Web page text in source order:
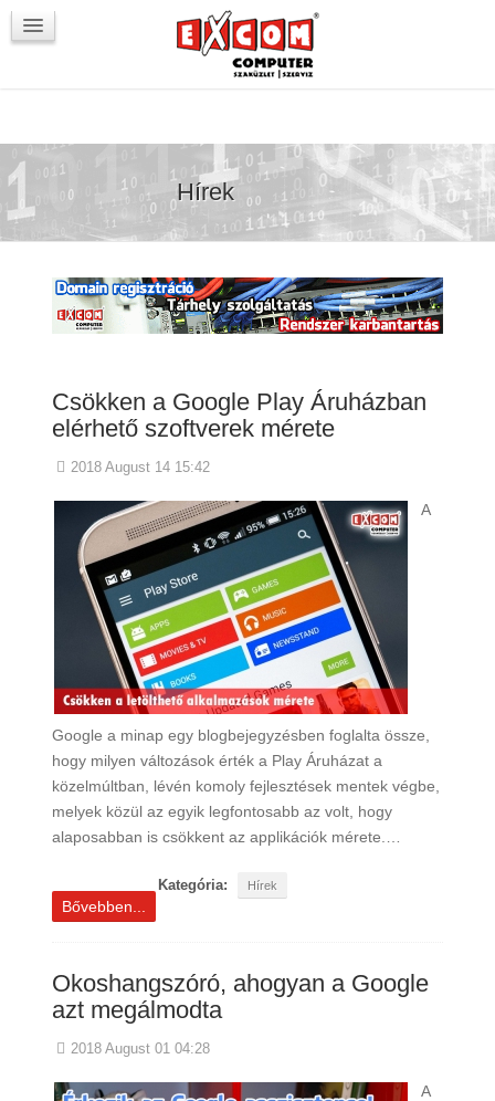
VörösmartyKOCKA
Hírek
Csökken a Google Play Áruházban
elérhető szoftverek mérete
2018 August 14 15:42
A
Google a minap egy blogbejegyzésben foglalta össze,
hogy milyen változások érték a Play Áruházat a
közelmúltban, lévén komoly fejlesztések mentek végbe,
melyek közül az egyik legfontosabb az volt, hogy
alaposabban is csökkent az applikációk mérete.…
Kategória: Hírek
Bővebben...
Okoshangszóró, ahogyan a Google
azt megálmodta
2018 August 01 04:28
A